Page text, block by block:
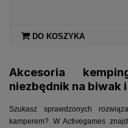
DO KOSZYKA
Akcesoria
niezbędnik na biwak
Szukasz sprawdzonych
kamperem? W Activegames